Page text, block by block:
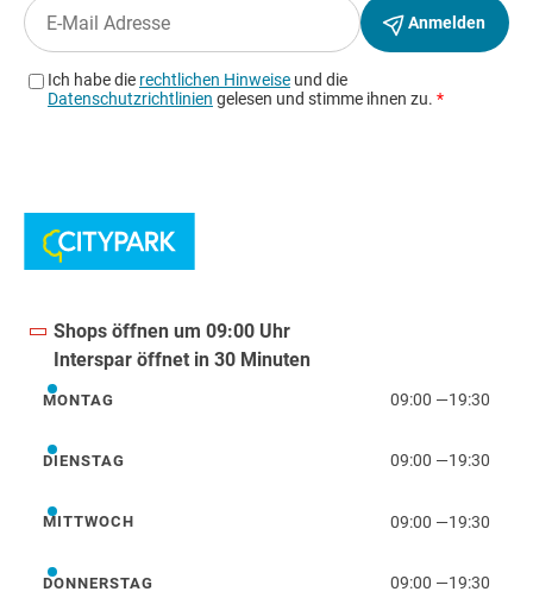
Shops öffnen um 09:00 Uhr
Interspar öffnet in 30 Minuten
Montag
MONTAG 09:00 —19:30
Dienstag
DIENSTAG 09:00 —19:30
Mittwoch
MITTWOCH 09:00 —19:30
DONNERSTAG 09:00 —19:30